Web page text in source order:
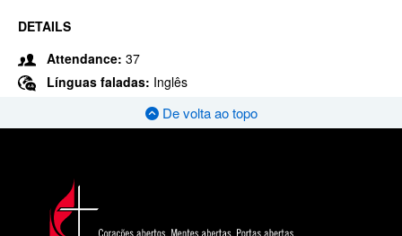
DETAILS
Attendance: 37
Línguas faladas: Inglês
De volta ao topo